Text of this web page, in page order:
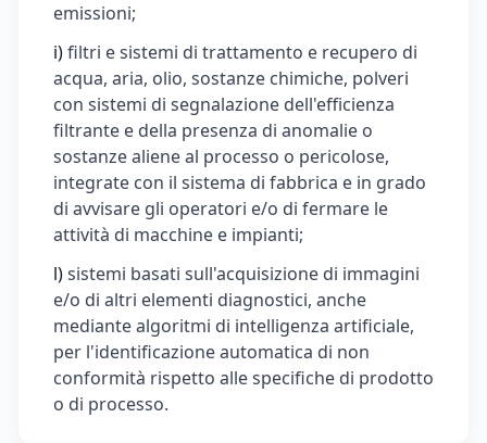
emissioni;
i)filtri e sistemi di trattamento e recupero di
acqua, aria, olio, sostanze chimiche, polveri
con sistemi di segnalazione dell'efficienza
filtrante e della presenza di anomalie o
sostanze aliene al processo o pericolose,
integrate con il sistema di fabbrica e in grado
di avvisare gli operatori e/o di fermare le
attività di macchine e impianti;
l)sistemi basati sull'acquisizione di immagini
e/o di altri elementi diagnostici, anche
mediante algoritmi di intelligenza artificiale,
per l'identificazione automatica di non
conformità rispetto alle specifiche di prodotto
o di processo.